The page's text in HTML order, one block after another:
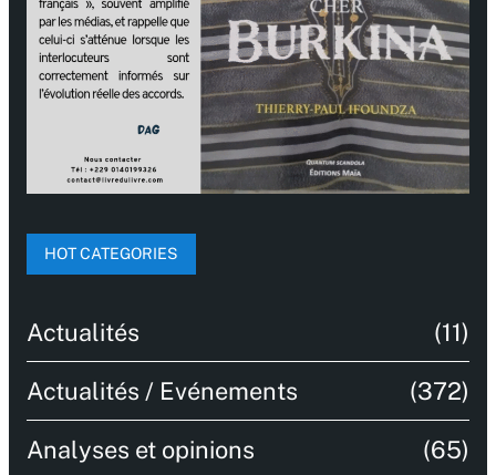
HOT CATEGORIES
Actualités (11)
Actualités / Evénements (372)
Analyses et opinions (65)